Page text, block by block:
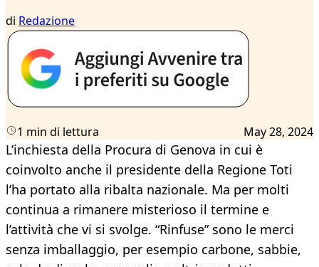
di Redazione
1 min di lettura May 28, 2024
L’inchiesta della Procura di Genova in cui è
coinvolto anche il presidente della Regione Toti
l’ha portato alla ribalta nazionale. Ma per molti
continua a rimanere misterioso il termine e
l’attività che vi si svolge. “Rinfuse” sono le merci
senza imballaggio, per esempio carbone, sabbie,